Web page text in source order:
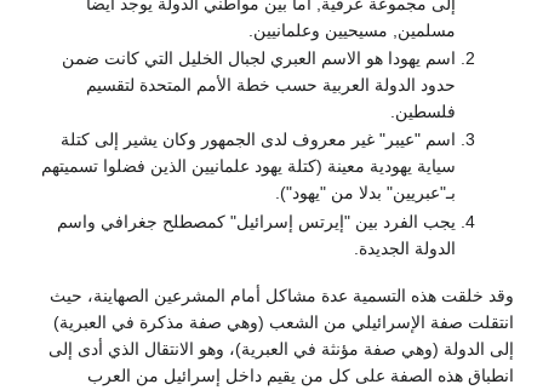
مسلمين, مسيحيين وعلمانيين.
اسم يهودا هو الاسم العبري لجبال الخليل التي كانت ضمن
حدود الدولة العربية حسب خطة الأمم المتحدة لتقسيم
فلسطين.
اسم "عيبر" غير معروف لدى الجمهور وكان يشير إلى كتلة
سياية يهودية معينة (كتلة يهود علمانيين الذين فضلوا تسميتهم
بـ"عبريين" بدلا من "يهود").
يجب الفرد بين "إيرتس إسرائيل" كمصطلح جغرافي واسم
الدولة الجديدة.
خلقت هذه التسمية عدة مشاكل أمام المشرعين الصهاينة، حيث
صفة الإسرائيلي من الشعب (وهي صفة مذكرة في العبرية)
الدولة (وهي صفة مؤنثة في العبرية)، وهو الانتقال الذي أدى إلى
هذه الصفة على كل من يقيم داخل إسرائيل من العرب